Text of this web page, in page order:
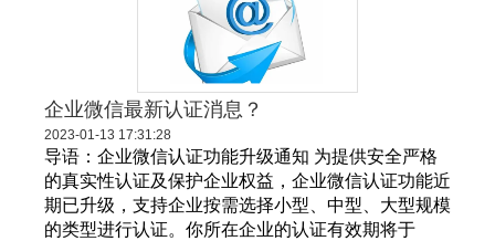
企业微信最新认证消息？
2023-01-13 17:31:28
导语：企业微信认证功能升级通知 为提供安全严格
的真实性认证及保护企业权益，企业微信认证功能近
期已升级，支持企业按需选择小型、中型、大型规模
的类型进行认证。你所在企业的认证有效期将于